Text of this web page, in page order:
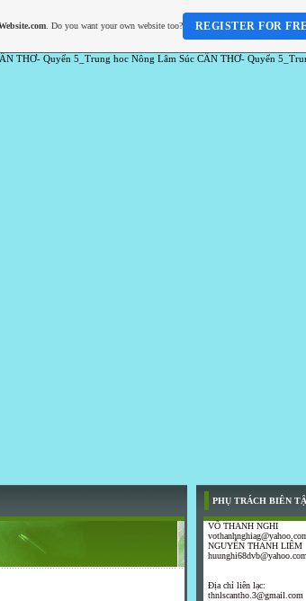
THƠ- Quyển 5_Trung hoc Nông Lâm Súc CẦN THƠ- Quyển
PHỤ TRÁCH BIÊN
VÕ THANH NGHI
NGUYỄN THANH LIÊM
huunghi68dvb@yahoo.com
Địa chỉ liên lạc:
thnlscantho.3@gmail.com
. Do you want your own website too? REGISTER FOR